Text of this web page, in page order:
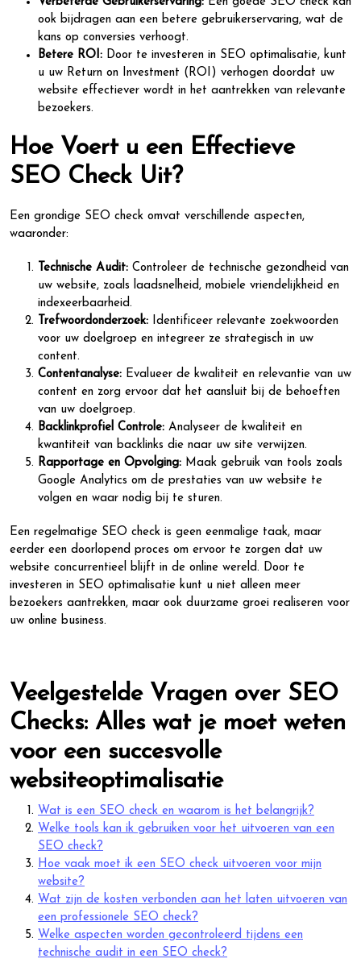
ook bijdragen aan een betere gebruikerservaring, wat de
kans op conversies verhoogt.
Betere ROI: Door te investeren in SEO optimalisatie, kunt
u uw Return on Investment (ROI) verhogen doordat uw
website effectiever wordt in het aantrekken van relevante
bezoekers.
Hoe Voert u een Effectieve
SEO Check Uit?
Een grondige SEO check omvat verschillende aspecten,
waaronder:
Technische Audit: Controleer de technische gezondheid van
uw website, zoals laadsnelheid, mobiele vriendelijkheid en
indexeerbaarheid.
Trefwoordonderzoek: Identificeer relevante zoekwoorden
voor uw doelgroep en integreer ze strategisch in uw
content.
Contentanalyse: Evalueer de kwaliteit en relevantie van uw
content en zorg ervoor dat het aansluit bij de behoeften
van uw doelgroep.
Backlinkprofiel Controle: Analyseer de kwaliteit en
kwantiteit van backlinks die naar uw site verwijzen.
Rapportage en Opvolging: Maak gebruik van tools zoals
Google Analytics om de prestaties van uw website te
volgen en waar nodig bij te sturen.
Een regelmatige SEO check is geen eenmalige taak, maar
eerder een doorlopend proces om ervoor te zorgen dat uw
website concurrentieel blijft in de online wereld. Door te
investeren in SEO optimalisatie kunt u niet alleen meer
bezoekers aantrekken, maar ook duurzame groei realiseren voor
uw online business.
Veelgestelde Vragen over SEO
Checks: Alles wat je moet weten
voor een succesvolle
websiteoptimalisatie
Wat is een SEO check en waarom is het belangrijk?
Welke tools kan ik gebruiken voor het uitvoeren van een
SEO check?
Hoe vaak moet ik een SEO check uitvoeren voor mijn
website?
Wat zijn de kosten verbonden aan het laten uitvoeren van
een professionele SEO check?
Welke aspecten worden gecontroleerd tijdens een
technische audit in een SEO check?